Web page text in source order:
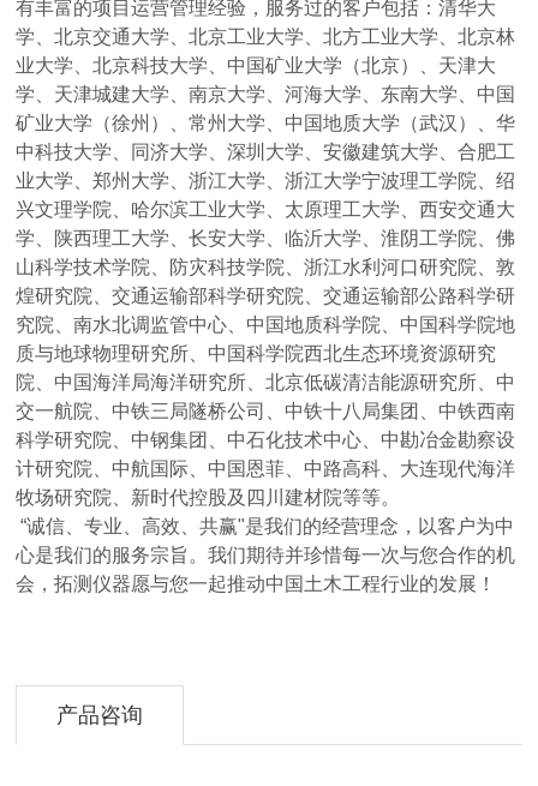
有丰富的项目运营管理经验，服务过的客户包括：清华大
学、北京交通大学、北京工业大学、北方工业大学、北京林
业大学、北京科技大学、中国矿业大学（北京）、天津大
学、天津城建大学、南京大学、河海大学、东南大学、中国
矿业大学（徐州）、常州大学、中国地质大学（武汉）、华
中科技大学、同济大学、深圳大学、安徽建筑大学、合肥工
业大学、郑州大学、浙江大学、浙江大学宁波理工学院、绍
兴文理学院、哈尔滨工业大学、太原理工大学、西安交通大
学、陕西理工大学、长安大学、临沂大学、淮阴工学院、佛
山科学技术学院、防灾科技学院、浙江水利河口研究院、敦
煌研究院、交通运输部科学研究院、交通运输部公路科学研
究院、南水北调监管中心、中国地质科学院、中国科学院地
质与地球物理研究所、中国科学院西北生态环境资源研究
院、中国海洋局海洋研究所、北京低碳清洁能源研究所、中
交一航院、中铁三局隧桥公司、中铁十八局集团
、中铁西南
科学研究院、中钢集团、中石化技术中心、中勘冶金勘察设
计研究院、中航国际、中国恩菲、中路高科、大连现代海洋
牧场研究院、新时代控股及四川建材院等等。
“诚信、专业、高效、共赢"是我们的经营理念，以客户为中
心是我们的服务宗旨。我们期待并珍惜每一次与您合作的机
会，拓测仪器愿与您一起推动中国土木工程行业的发展！
产品咨询